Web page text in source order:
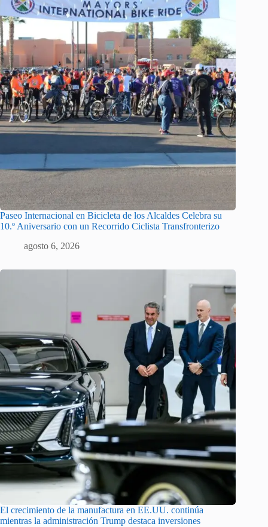
Paseo Internacional en Bicicleta de los Alcaldes Celebra su
10.º Aniversario con un Recorrido Ciclista Transfronterizo
agosto 6, 2026
El crecimiento de la manufactura en EE.UU. continúa
mientras la administración Trump destaca inversiones